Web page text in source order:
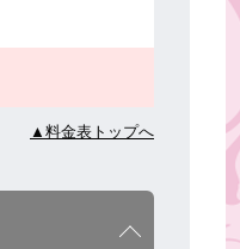
▲料金表トップへ